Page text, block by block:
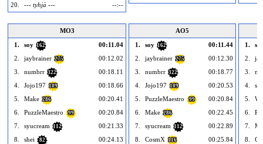
20.
--- tyhjä --- --:--
MO3
1.
soy 162
00:11.04
2.
jaybrainer 275
00:12.02
3.
numbrr 322
00:18.11
4.
Jojo197 109
00:18.66
5.
Make 286
00:20.41
6.
PuzzleMaestro 99
00:20.84
7.
syucream 112
00:21.33
8.
shei 82
00:24.13
AO5
1.
soy 162
00:11.44
2.
jaybrainer 275
00:12.30
3.
numbrr 322
00:18.77
4.
Jojo197 109
00:20.53
5.
PuzzleMaestro 99
00:20.84
6.
Make 286
00:22.45
7.
syucream 112
00:22.89
8.
CosmX 116
00:25.84
1.
2.
3.
4.
5.
6.
7.
8.